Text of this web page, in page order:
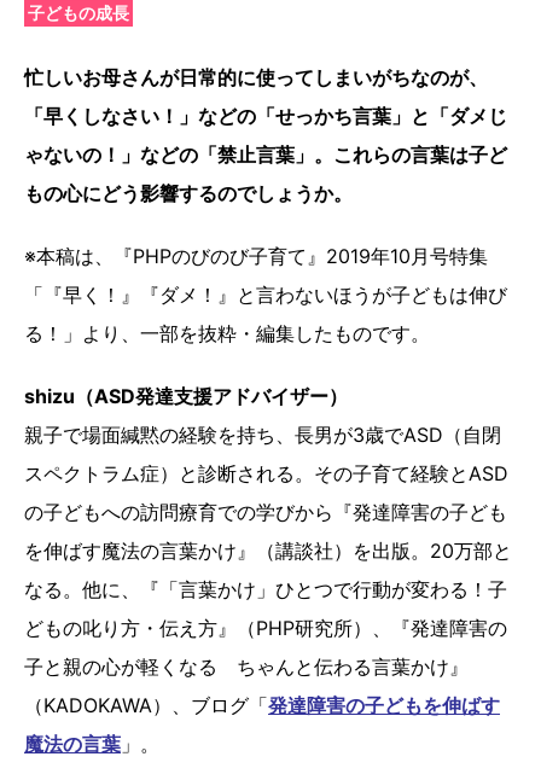
子どもの成長
忙しいお母さんが日常的に使ってしまいがちなのが、
「早くしなさい！」などの「せっかち言葉」と「ダメじ
ゃないの！」などの「禁止言葉」。これらの言葉は子ど
もの心にどう影響するのでしょうか。
※本稿は、『PHPのびのび子育て』2019年10月号特集
「『早く！』『ダメ！』と言わないほうが子どもは伸び
る！」より、一部を抜粋・編集したものです。
shizu（ASD発達支援アドバイザー）
親子で場面緘黙の経験を持ち、長男が3歳でASD（自閉
スペクトラム症）と診断される。その子育て経験とASD
の子どもへの訪問療育での学びから『発達障害の子ども
を伸ばす魔法の言葉かけ』（講談社）を出版。20万部と
なる。他に、『「言葉かけ」ひとつで行動が変わる！子
どもの叱り方・伝え方』（PHP研究所）、『発達障害の
子と親の心が軽くなる ちゃんと伝わる言葉かけ』
（KADOKAWA）、ブログ「発達障害の子どもを伸ばす
魔法の言葉 」。